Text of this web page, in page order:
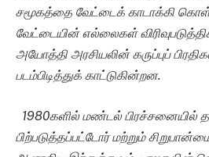
சமூகத்தை வேட்டைக் காடாக்கி
வேட்டையின் எல்லைகள்
அயோத்தி அரசியலின் கருப்புப்
படம்பிடித்துக் காட்டுகின்றன.
1980களில் மண்டல் பிரச்சனையில்
பிற்படுத்தப்பட்டோர் மற்றும்